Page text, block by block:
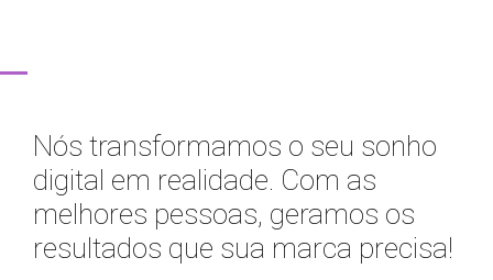
Nós transformamos o seu sonho
digital em realidade. Com as
melhores pessoas, geramos os
resultados que sua marca precisa!